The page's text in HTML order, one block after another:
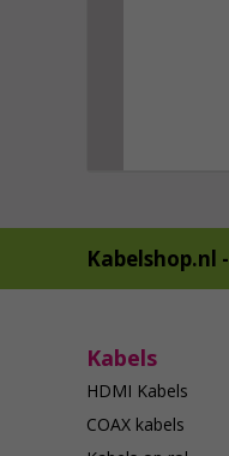
Kabelshop.nl -
Kabels
HDMI Kabels
COAX kabels